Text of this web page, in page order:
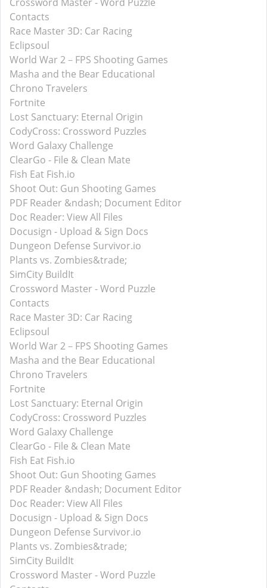
Contacts
Race Master 3D: Car Racing
Eclipsoul
World War 2－FPS Shooting Games
Masha and the Bear Educational
Chrono Travelers
Fortnite
Lost Sanctuary: Eternal Origin
CodyCross: Crossword Puzzles
Word Galaxy Challenge
ClearGo - File & Clean Mate
Fish Eat Fish.io
Shoot Out: Gun Shooting Games
PDF Reader &ndash; Document Editor
Doc Reader: View All Files
Docusign - Upload & Sign Docs
Dungeon Defense Survivor.io
Plants vs. Zombies&trade;
SimCity BuildIt
Crossword Master - Word Puzzle
Contacts
Race Master 3D: Car Racing
Eclipsoul
World War 2－FPS Shooting Games
Masha and the Bear Educational
Chrono Travelers
Fortnite
Lost Sanctuary: Eternal Origin
CodyCross: Crossword Puzzles
Word Galaxy Challenge
ClearGo - File & Clean Mate
Fish Eat Fish.io
Shoot Out: Gun Shooting Games
PDF Reader &ndash; Document Editor
Doc Reader: View All Files
Docusign - Upload & Sign Docs
Dungeon Defense Survivor.io
Plants vs. Zombies&trade;
SimCity BuildIt
Crossword Master - Word Puzzle